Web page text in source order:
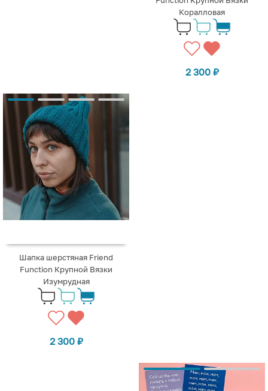
Коралловая
2 300 ₽
Шапка шерстяная Friend
Function Крупной Вязки
Изумрудная
2 300 ₽